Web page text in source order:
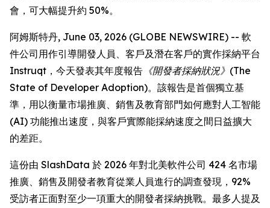
會，可大幅提升約 50%。
阿姆斯特丹, June 03, 2026 (GLOBE NEWSWIRE) -- 軟
件公司用作引導開發人員、客戶及潛在客戶的實作採納平台
Instruqt，今天發表其年度報告 《開發者採納狀況》(The
State of Developer Adoption)。該報告是首個獨立基
準，用以衡量市場推廣、銷售及教育部門如何應對人工智能
(AI) 功能推出速度，與客戶實際能採納速度之間日益擴大
的差距。
這份由 SlashData 於 2026 年對北美軟件公司 424 名市場
推廣、銷售及開發者教育從業人員進行的調查發現，92%
受訪者正面對至少一項重大的開發者採納挑戰。最多人提及